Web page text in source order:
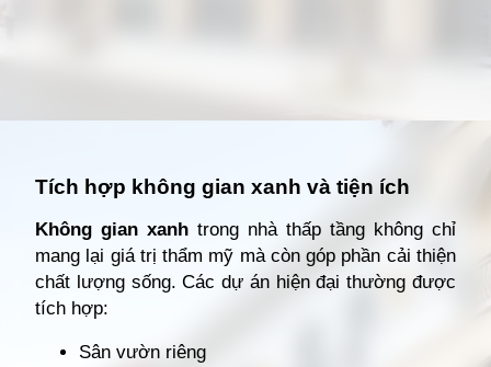
Tích hợp không gian xanh và tiện ích
Không gian xanh trong nhà thấp tầng không chỉ
mang lại giá trị thẩm mỹ mà còn góp phần cải thiện
chất lượng sống. Các dự án hiện đại thường được
tích hợp:
Sân vườn riêng